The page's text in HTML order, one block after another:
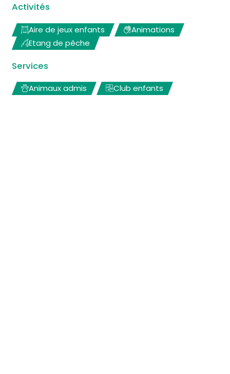
Activités
Aire de jeux enfants
Animations
Etang de pêche
Services
Animaux admis Club enfants